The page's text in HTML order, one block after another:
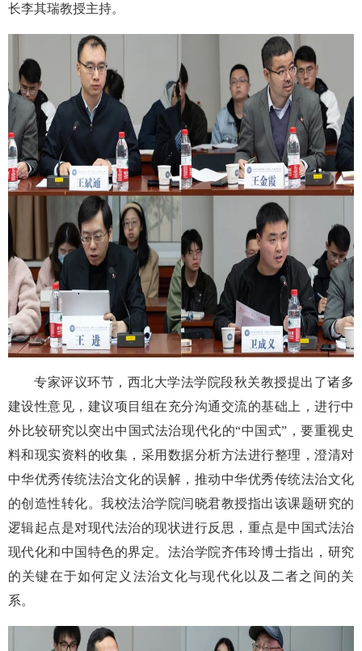
长李其瑞教授主持。
专家评议环节，西北大学法学院段秋关教授提出了诸多
建设性意见，建议项目组在充分沟通交流的基础上，进行中
外比较研究以突出中国式法治现代化的“中国式”，要重视史
料和现实资料的收集，采用数据分析方法进行整理，澄清对
中华优秀传统法治文化的误解，推动中华优秀传统法治文化
的创造性转化。我校法治学院闫晓君教授指出该课题研究的
逻辑起点是对现代法治的现状进行反思，重点是中国式法治
现代化和中国特色的界定。法治学院齐伟玲博士指出，研究
的关键在于如何定义法治文化与现代化以及二者之间的关
系。